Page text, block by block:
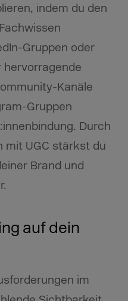
indem du den
Gruppen oder
hervorragende
Kanäle
Gruppen
Durch
mit UGC stärkst du
Brand und
auf dein
im